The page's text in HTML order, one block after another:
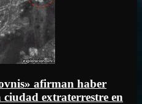
afirman haber
extraterrestre en